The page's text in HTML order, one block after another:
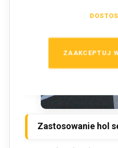
ZAAKCEPTUJ
Zastosowanie hol